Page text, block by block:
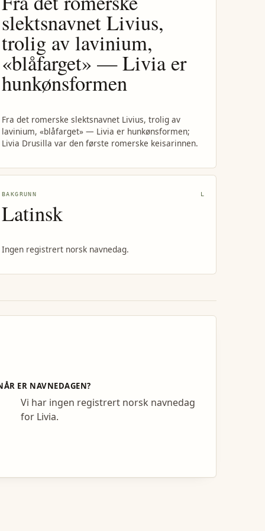
slektsnavnet Livius,
trolig av lavinium,
«blåfarget» — Livia er
hunkønsformen
Fra det romerske slektsnavnet Livius, trolig av
lavinium, «blåfarget» — Livia er hunkønsformen;
Livia Drusilla var den første romerske keisarinnen.
BAKGRUNN L
Latinsk
Ingen registrert norsk navnedag.
ER NAVNEDAGEN?
Vi har ingen registrert norsk navnedag
for Livia.